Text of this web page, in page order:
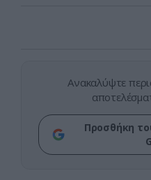
Ανακαλύψτε
Προσθήκη